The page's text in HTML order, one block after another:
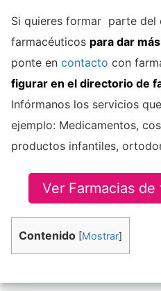
Si quieres formar parte del
farmacéuticos para dar
ponte en contacto con
figurar en el directorio de
Infórmanos los servicios
ejemplo: Medicamentos,
productos infantiles,
Ver Farmacias
Contenido [Mostrar]